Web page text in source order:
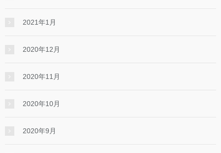
2021年1月
2020年12月
2020年11月
2020年10月
2020年9月